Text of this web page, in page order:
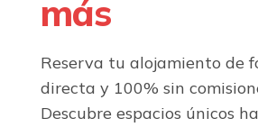
más
Reserva tu alojamiento de
directa y 100% sin
Descubre espacios únicos